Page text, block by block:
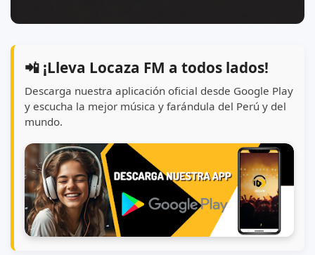
📲 ¡Lleva Locaza FM a todos lados!
Descarga nuestra aplicación oficial desde Google Play
y escucha la mejor música y farándula del Perú y del
mundo.